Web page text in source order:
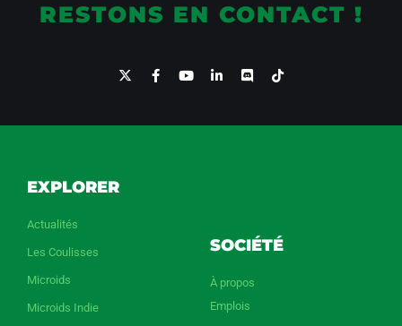
RESTONS EN CONTACT !
EXPLORER
Actualités
Les Coulisses
Microids
Microids Indie
SOCIÉTÉ
À propos
Emplois